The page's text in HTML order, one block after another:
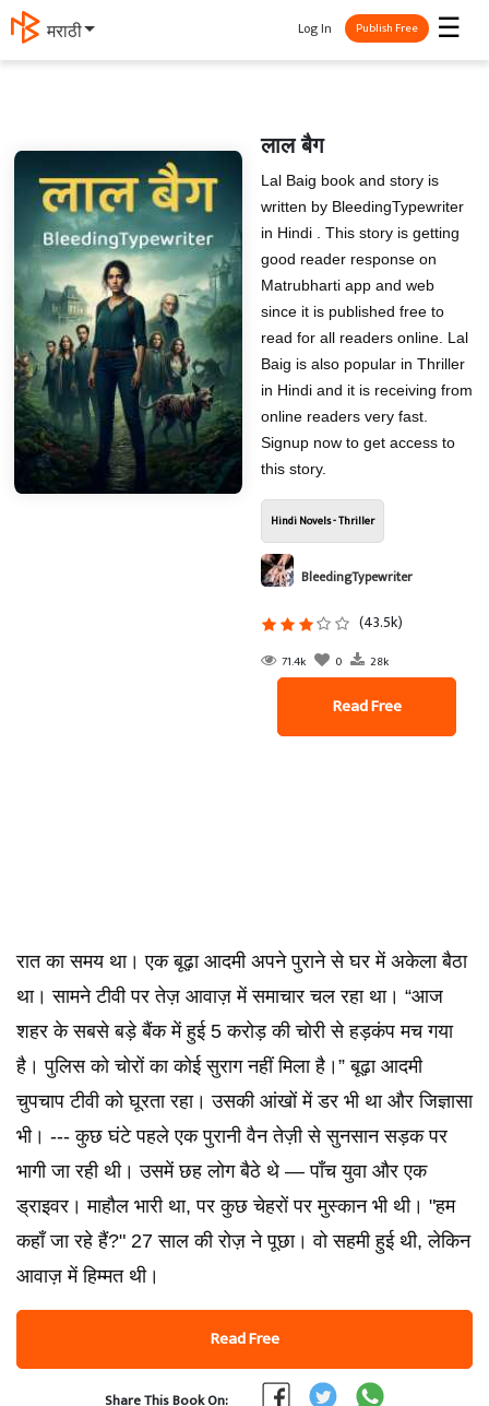
मराठी ☰
Log In Publish Free
लाल बैग
Lal Baig book and story is
written by BleedingTypewriter
in Hindi . This story is getting
good reader response on
Matrubharti app and web
since it is published free to
read for all readers online. Lal
Baig is also popular in Thriller
in Hindi and it is receiving from
online readers very fast.
Signup now to get access to
this story.
Hindi Novels - Thriller
BleedingTypewriter
(43.5k)
71.4k 0 28k
Read Free
रात का समय था। एक बूढ़ा आदमी अपने पुराने से घर में अकेला बैठा
था। सामने टीवी पर तेज़ आवाज़ में समाचार चल रहा था। “आज
शहर के सबसे बड़े बैंक में हुई 5 करोड़ की चोरी से हड़कंप मच गया
है। पुलिस को चोरों का कोई सुराग नहीं मिला है।” बूढ़ा आदमी
चुपचाप टीवी को घूरता रहा। उसकी आंखों में डर भी था और जिज्ञासा
भी। --- कुछ घंटे पहले एक पुरानी वैन तेज़ी से सुनसान सड़क पर
भागी जा रही थी। उसमें छह लोग बैठे थे — पाँच युवा और एक
ड्राइवर। माहौल भारी था, पर कुछ चेहरों पर मुस्कान भी थी। "हम
कहाँ जा रहे हैं?" 27 साल की रोज़ ने पूछा। वो सहमी हुई थी, लेकिन
आवाज़ में हिम्मत थी।
Read Free
Share This Book On: